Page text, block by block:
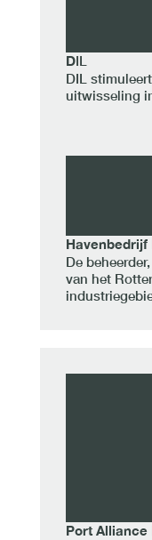
DIL
DIL
uitwisseling
Havenbedrijf
De
van het
Port Alliance